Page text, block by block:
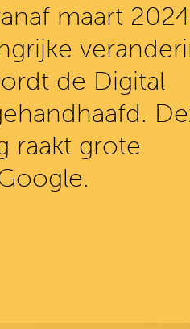
maart
de Digital
raakt grote